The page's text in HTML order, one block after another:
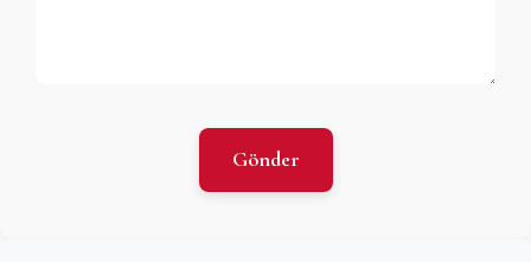
Gönder